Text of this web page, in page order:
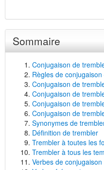
Sommaire
Conjugaison de
Règles de
Conjugaison de
Conjugaison de
Conjugaison de
Conjugaison de
Synonymes de
Définition de trembler
Trembler à toutes les
Trembler à tous les
Verbes de